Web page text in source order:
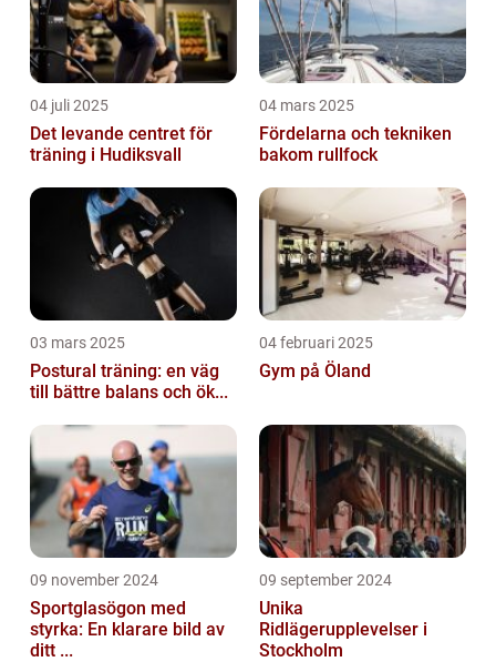
04 juli 2025
Det levande centret för
träning i Hudiksvall
04 mars 2025
Fördelarna och tekniken
bakom rullfock
03 mars 2025
Postural träning: en väg
till bättre balans och ök...
04 februari 2025
Gym på Öland
09 november 2024
Sportglasögon med
styrka: En klarare bild av
ditt ...
09 september 2024
Unika
Ridlägerupplevelser i
Stockholm